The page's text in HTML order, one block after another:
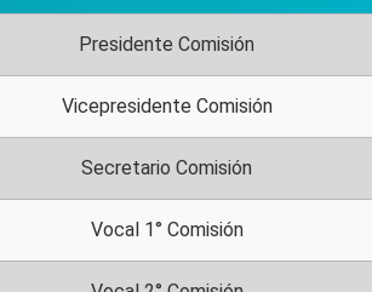
Presidente Comisión
Vicepresidente Comisión
Secretario Comisión
Vocal 1° Comisión